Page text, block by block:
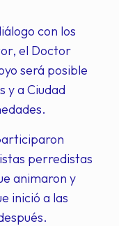
con los
el Doctor
será posible
y a Ciudad
perredistas
animaron y
inició a las